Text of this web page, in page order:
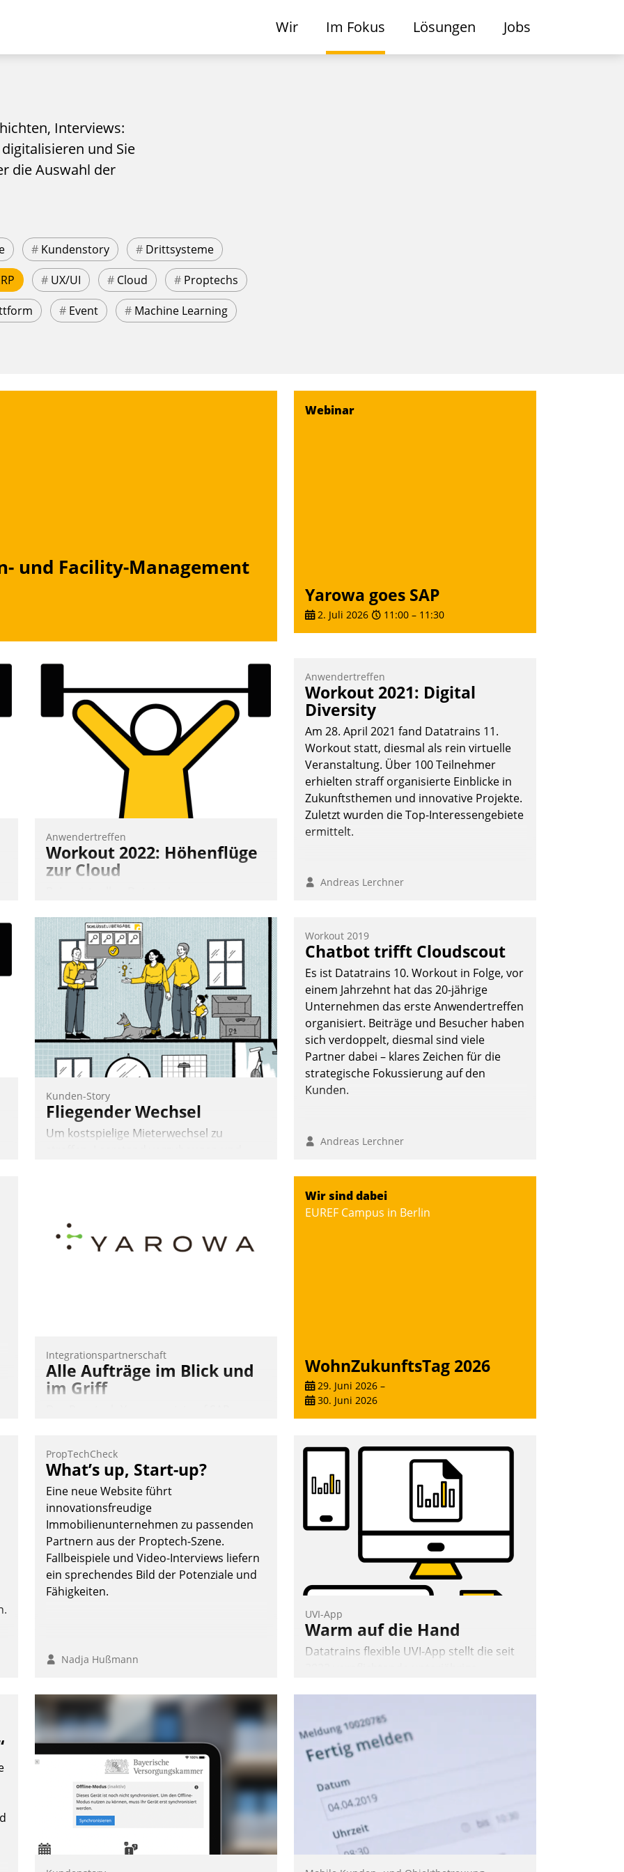
Wir Im Fokus Lösungen Jobs
Interviews:
und Sie
die Auswahl der
# Kundenstory # Drittsysteme
# UX/UI # Cloud # Proptechs
# Event # Machine Learning
und Facility-Management
Webinar
Yarowa goes SAP
2. Juli 2026 11:00 – 11:30
Anwendertreffen
Workout 2022: Höhenflüge
zur Cloud
erhielten die Teilnehmerinnen und
Teilnehmer kurzweilige Einblicke in
innovative Cloud-Strategien und -
Lösungen mit hohem Zukunftspotenzial.
Andreas Lerchner
Anwendertreffen
Workout 2021: Digital
Diversity
Am 28. April 2021 fand Datatrains 11.
Workout statt, diesmal als rein virtuelle
Veranstaltung. Über 100 Teilnehmer
erhielten straff organisierte Einblicke in
Zukunftsthemen und innovative Projekte.
Zuletzt wurden die Top-Interessengebiete
ermittelt.
Andreas Lerchner
Kunden-Story
Fliegender Wechsel
Um kostspielige Mieterwechsel zu
Entwicklung setzte man auf
Cloudtechnologie, bewährte und Startup-
Workout 2019
Chatbot trifft Cloudscout
Es ist Datatrains 10. Workout in Folge, vor
einem Jahrzehnt hat das 20-jährige
Unternehmen das erste Anwendertreffen
organisiert. Beiträge und Besucher haben
sich verdoppelt, diesmal sind viele
Partner dabei – klares Zeichen für die
strategische Fokussierung auf den
Kunden.
Andreas Lerchner
Integrationspartnerschaft
Alle Aufträge im Blick und
im Griff
und Verwaltung von Aufträgen der
operativen Instandhaltung in die SAP-
Systemlandschaft deutscher
Wohnungsunternehmen – und
beschleunigt damit den Weg vom
Mieteranliegen zum Dienstleisterauftrag.
Nadja Hußmann
Wir sind dabei
EUREF Campus in Berlin
WohnZukunftsTag 2026
29. Juni 2026 –
30. Juni 2026
PropTechCheck
What’s up, Start-up?
Eine neue Website führt
innovationsfreudige
Immobilienunternehmen zu passenden
Partnern aus der Proptech-Szene.
Fallbeispiele und Video-Interviews liefern
ein sprechendes Bild der Potenziale und
Fähigkeiten.
Nadja Hußmann
UVI-App
Warm auf die Hand
Datatrains flexible UVI-App stellt die seit
Die monatlichen Mitteilungen zum
Heizungs- und Wasserverbrauch gehen
automatisiert, vollständig und auf
Kommunikationswege bei den
Empfängern ein.